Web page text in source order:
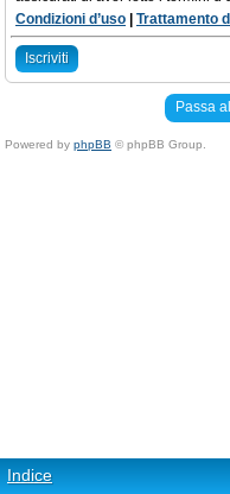
Condizioni d’uso
Trattamento
Iscriviti
Passa
Powered by phpBB © phpBB Group.
Indice